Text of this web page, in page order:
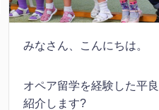
みなさん、こんにちは。
オペア留学を経験した平
紹介します?